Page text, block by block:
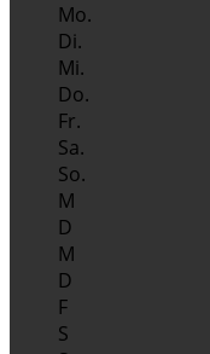
Mo.
Di.
Mi.
Do.
Fr.
Sa.
So.
M
D
M
D
F
S